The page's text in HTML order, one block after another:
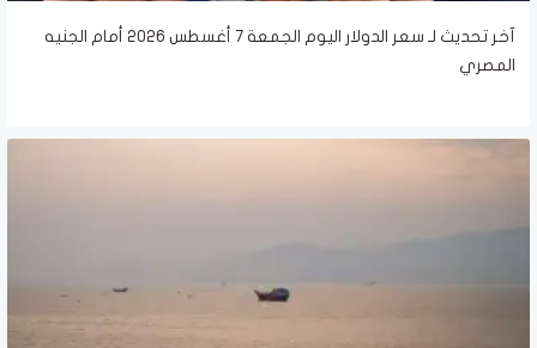
آخر تحديث لـ سعر الدولار اليوم الجمعة 7 أغسطس 2026 أمام الجنيه
المصري